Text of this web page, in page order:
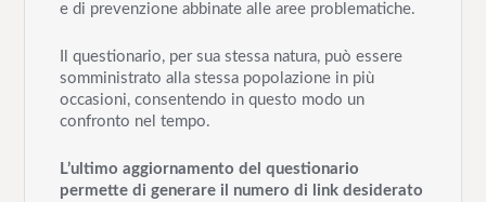
e di prevenzione abbinate alle aree problematiche.
Il questionario, per sua stessa natura, può essere
somministrato alla stessa popolazione in più
occasioni, consentendo in questo modo un
confronto nel tempo.
L’ultimo aggiornamento del questionario
permette di generare il numero di link desiderato